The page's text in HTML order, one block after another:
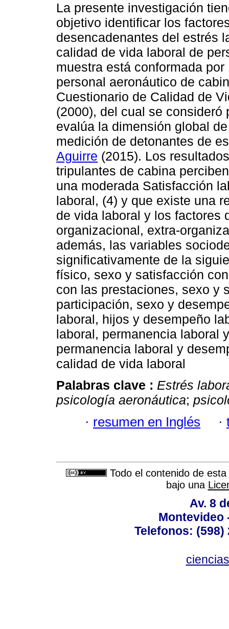
La presente investigación
objetivo identificar los
desencadenantes del estrés
calidad de vida laboral de
muestra está conformada
personal aeronáutico de
Cuestionario de Calidad de
(2000), del cual se
evalúa la dimensión global
medición de detonantes de
Aguirre (2015). Los
tripulantes de cabina
una moderada Satisfacción
laboral, (4) y que existe una
de vida laboral y los factores
organizacional, extra-
además, las variables
significativamente de la
físico, sexo y satisfacción
con las prestaciones, sexo y
participación, sexo y
laboral, hijos y desempeño
laboral, permanencia laboral
permanencia laboral y
calidad de vida laboral
Palabras clave : Estrés
psicología aeronáutica;
· resumen en Inglés ·
Todo el contenido de
bajo una
Av. 8
Montevideo
Telefonos: (598)